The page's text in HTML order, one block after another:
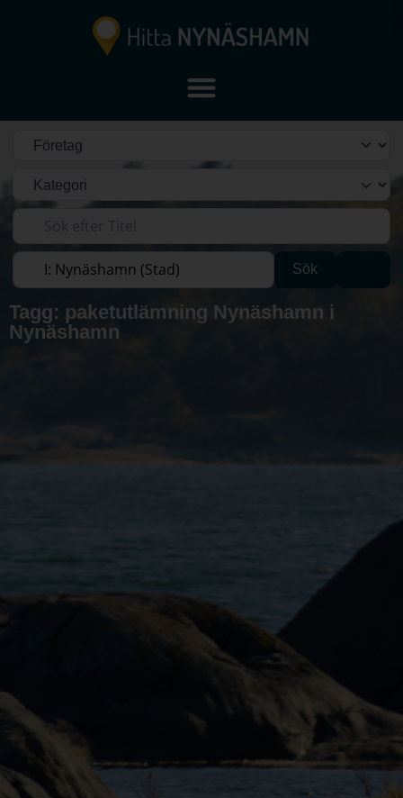
Välj söktyp
Kategori
Sök efter Titel
Sök efter plats
Sök
Tagg: paketutlämning Nynäshamn i
Nynäshamn